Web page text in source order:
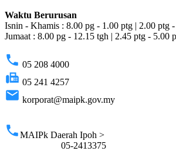
Waktu Berurusan
Isnin - Khamis : 8.00 pg - 1.00 ptg | 2.00 ptg
Jumaat : 8.00 pg - 12.15 tgh | 2.45 ptg - 5.00
phone 05 208 4000
fax 05 241 4257
email korporat@maipk.gov.my
phoneMAIPk Daerah Ipoh >
05-2413375